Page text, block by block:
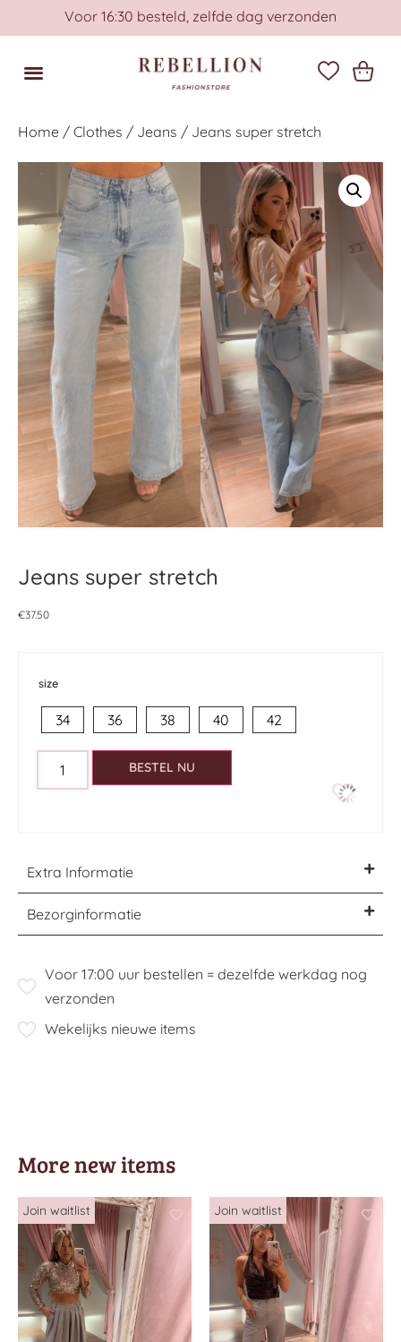
Voor 16:30 besteld, zelfde dag verzonden
Home / Clothes / Jeans / Jeans super stretch
Jeans super stretch
€37.50
size
34 36 38 40 42
BESTEL NU
Extra Informatie
Bezorginformatie
Voor 17:00 uur bestellen = dezelfde werkdag nog
verzonden
Wekelijks nieuwe items
More new items